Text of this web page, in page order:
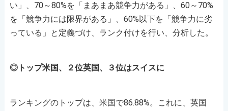
い」、70～80%を「まあまあ競争力がある」、60～70%
を「競争力には限界がある」、60%以下を「競争力に劣
っている」と定義づけ、ランク付けを行い、分析した。
◎トップ米国、２位英国、３位はスイスに
ランキングのトップは、米国で86.88%。これに、英国